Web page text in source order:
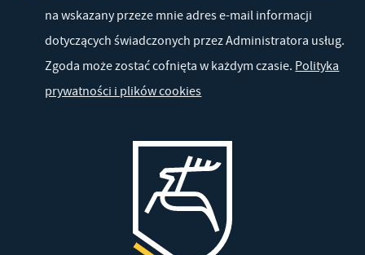
na wskazany przeze mnie adres e-mail informacji
dotyczących świadczonych przez Administratora usług.
Zgoda może zostać cofnięta w każdym czasie. Polityka
prywatności i plików cookies